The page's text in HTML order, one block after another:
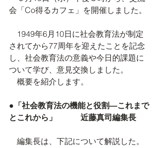
会「Co得るカフェ」を開催しました。
1949年6月10日に社会教育法が制定
されてから77周年を迎えたことを記念
し、社会教育法の意義や今日的課題に
ついて学び、意見交換しました。
概要を紹介します。
●「社会教育法の機能と役割―これまで
とこれから」　　　近藤真司編集長
編集長は、下記について解説した。